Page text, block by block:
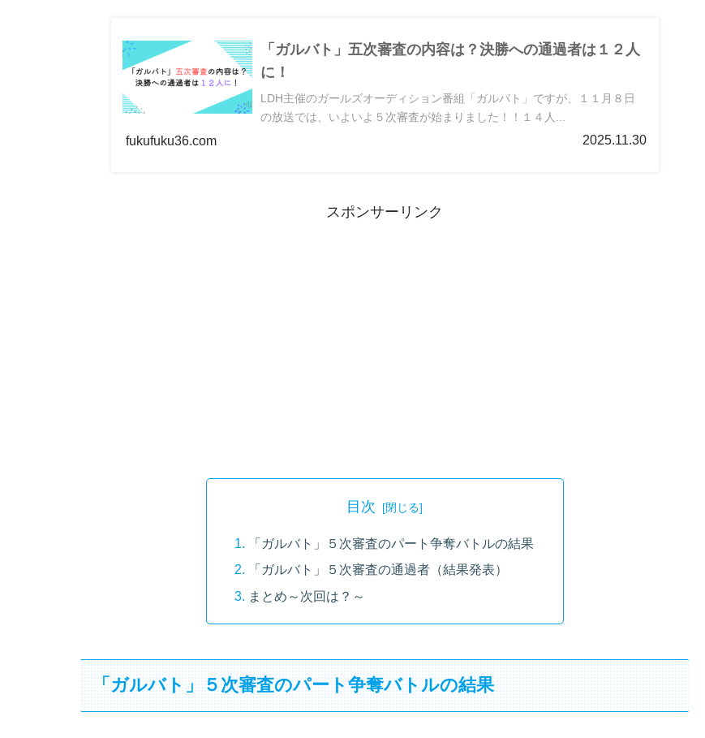
「ガルバト」五次審査の内容は？決勝への通過者は１２人
に！
LDH主催のガールズオーディション番組「ガルバト」ですが、１１月８日
の放送では、いよいよ５次審査が始まりました！！１４人...
fukufuku36.com 2025.11.30
スポンサーリンク
目次
「ガルバト」５次審査のパート争奪バトルの結果
「ガルバト」５次審査の通過者（結果発表）
まとめ～次回は？～
「ガルバト」５次審査のパート争奪バトルの結果